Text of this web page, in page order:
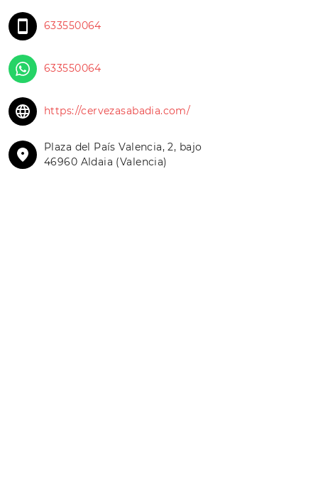
633550064
633550064
https://cervezasabadia.com/
Plaza del País Valencia, 2, bajo
46960 Aldaia (Valencia)